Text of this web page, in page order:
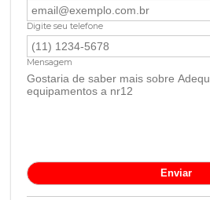
Digite seu telefone
Mensagem